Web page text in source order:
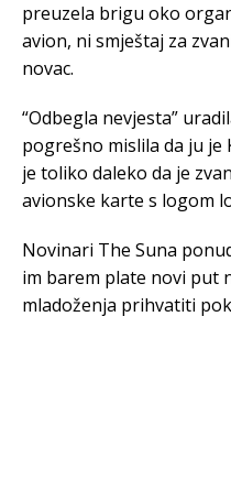
preuzela brigu oko
avion, ni smještaj za
novac.
“Odbegla nevjesta”
pogrešno mislila da ju je
je toliko daleko da je
avionske karte s logom
Novinari The Suna
im barem plate novi put
mladoženja prihvatiti